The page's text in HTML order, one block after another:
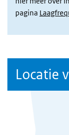
pagina
Locatie